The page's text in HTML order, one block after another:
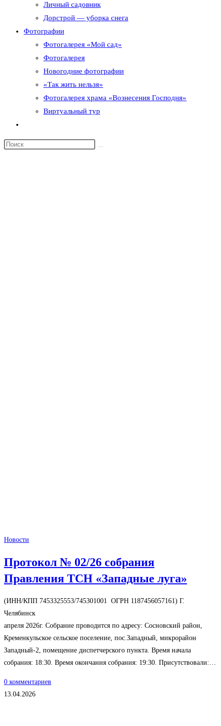
Личный садовник
Дорстрой — уборка снега
Фотографии
Фотогалерея «Мой сад»
Фотогалерея
Новогодние фотографии
«Так жить нельзя»
Фотогалерея храма «Вознесения Господня»
Виртуальный тур
по
Новости
Протокол № 02/26 собрания
Правления ТСН «Западные луга»
(ИНН/КПП 7453325553/745301001 ОГРН 1187456057161) Г.
Челябинск
апреля 2026г. Собрание проводится по адресу: Сосновский район,
Кременкульское сельское поселение, пос.Западный, микрорайон
Западный-2, помещение диспетчерского пункта. Время начала
собрания: 18:30. Время окончания собрания: 19:30. Присутствовали:…
0 комментариев
13.04.2026